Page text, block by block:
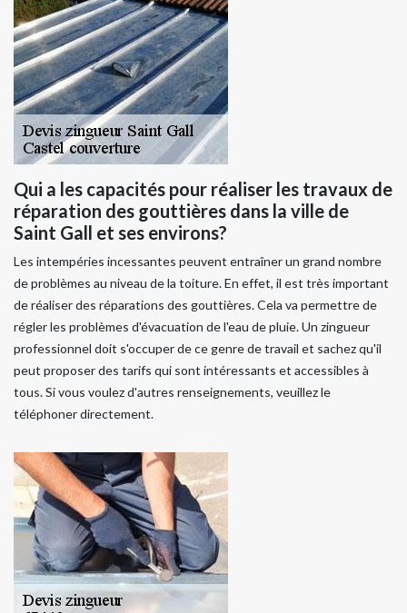
Qui a les capacités pour réaliser les travaux de
réparation des gouttières dans la ville de
Saint Gall et ses environs?
Les intempéries incessantes peuvent entraîner un grand nombre
de problèmes au niveau de la toiture. En effet, il est très important
de réaliser des réparations des gouttières. Cela va permettre de
régler les problèmes d'évacuation de l'eau de pluie. Un zingueur
professionnel doit s'occuper de ce genre de travail et sachez qu'il
peut proposer des tarifs qui sont intéressants et accessibles à
tous. Si vous voulez d'autres renseignements, veuillez le
téléphoner directement.